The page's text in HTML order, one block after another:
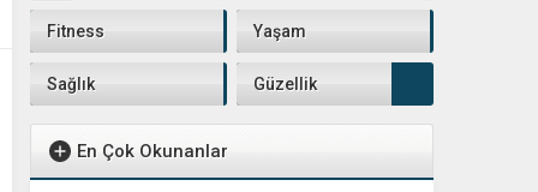
Fitness Yaşam
Sağlık Güzellik
En Çok Okunanlar